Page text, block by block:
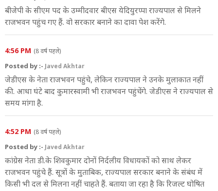
बीजेपी के सीएम पद के उम्मीदवार बीएस येदियुरप्पा राज्यपाल से मिलने
राजभवन पहुंच गए हैं. वो सरकार बनाने का दावा पेश करेंगे.
4:56 PM (8 वर्ष पहले)
Posted by :- Javed Akhtar
जेडीएस के नेता राजभवन पहुंचे, लेकिन राज्यपाल ने उनके मुलाकात नहीं
की. आधा घंटे बाद कुमारस्वामी भी राजभवन पहुंचेंगे. जेडीएस ने राज्यपाल से
समय मांगा है.
4:52 PM (8 वर्ष पहले)
Posted by :- Javed Akhtar
कांग्रेस नेता डी.के शिवकुमार दोनों निर्दलीय विधायकों को साथ लेकर
राजभवन पहुंचे हैं. सूत्रों के मुताबिक, राज्यपाल सरकार बनाने के संबंध में
किसी भी दल से मिलना नहीं चाहते हैं. बताया जा रहा है कि रिजल्ट घोषित